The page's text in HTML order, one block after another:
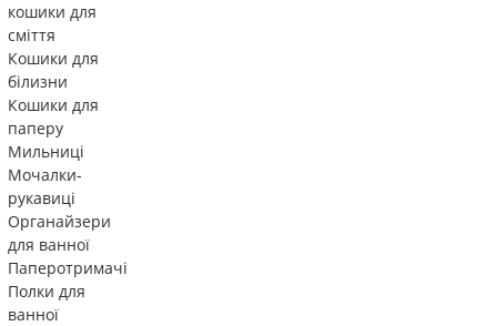
кошики для
сміття
Кошики для
білизни
Кошики для
паперу
Мильниці
Мочалки-
рукавиці
Органайзери
для ванної
Паперотримачі
Полки для
ванної